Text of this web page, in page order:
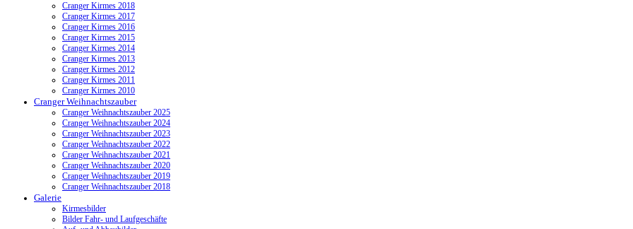
Cranger Kirmes 2018
Cranger Kirmes 2017
Cranger Kirmes 2016
Cranger Kirmes 2015
Cranger Kirmes 2014
Cranger Kirmes 2013
Cranger Kirmes 2012
Cranger Kirmes 2011
Cranger Kirmes 2010
Cranger Weihnachtszauber
Cranger Weihnachtszauber 2025
Cranger Weihnachtszauber 2024
Cranger Weihnachtszauber 2023
Cranger Weihnachtszauber 2022
Cranger Weihnachtszauber 2021
Cranger Weihnachtszauber 2020
Cranger Weihnachtszauber 2019
Cranger Weihnachtszauber 2018
Galerie
Kirmesbilder
Bilder Fahr- und Laufgeschäfte